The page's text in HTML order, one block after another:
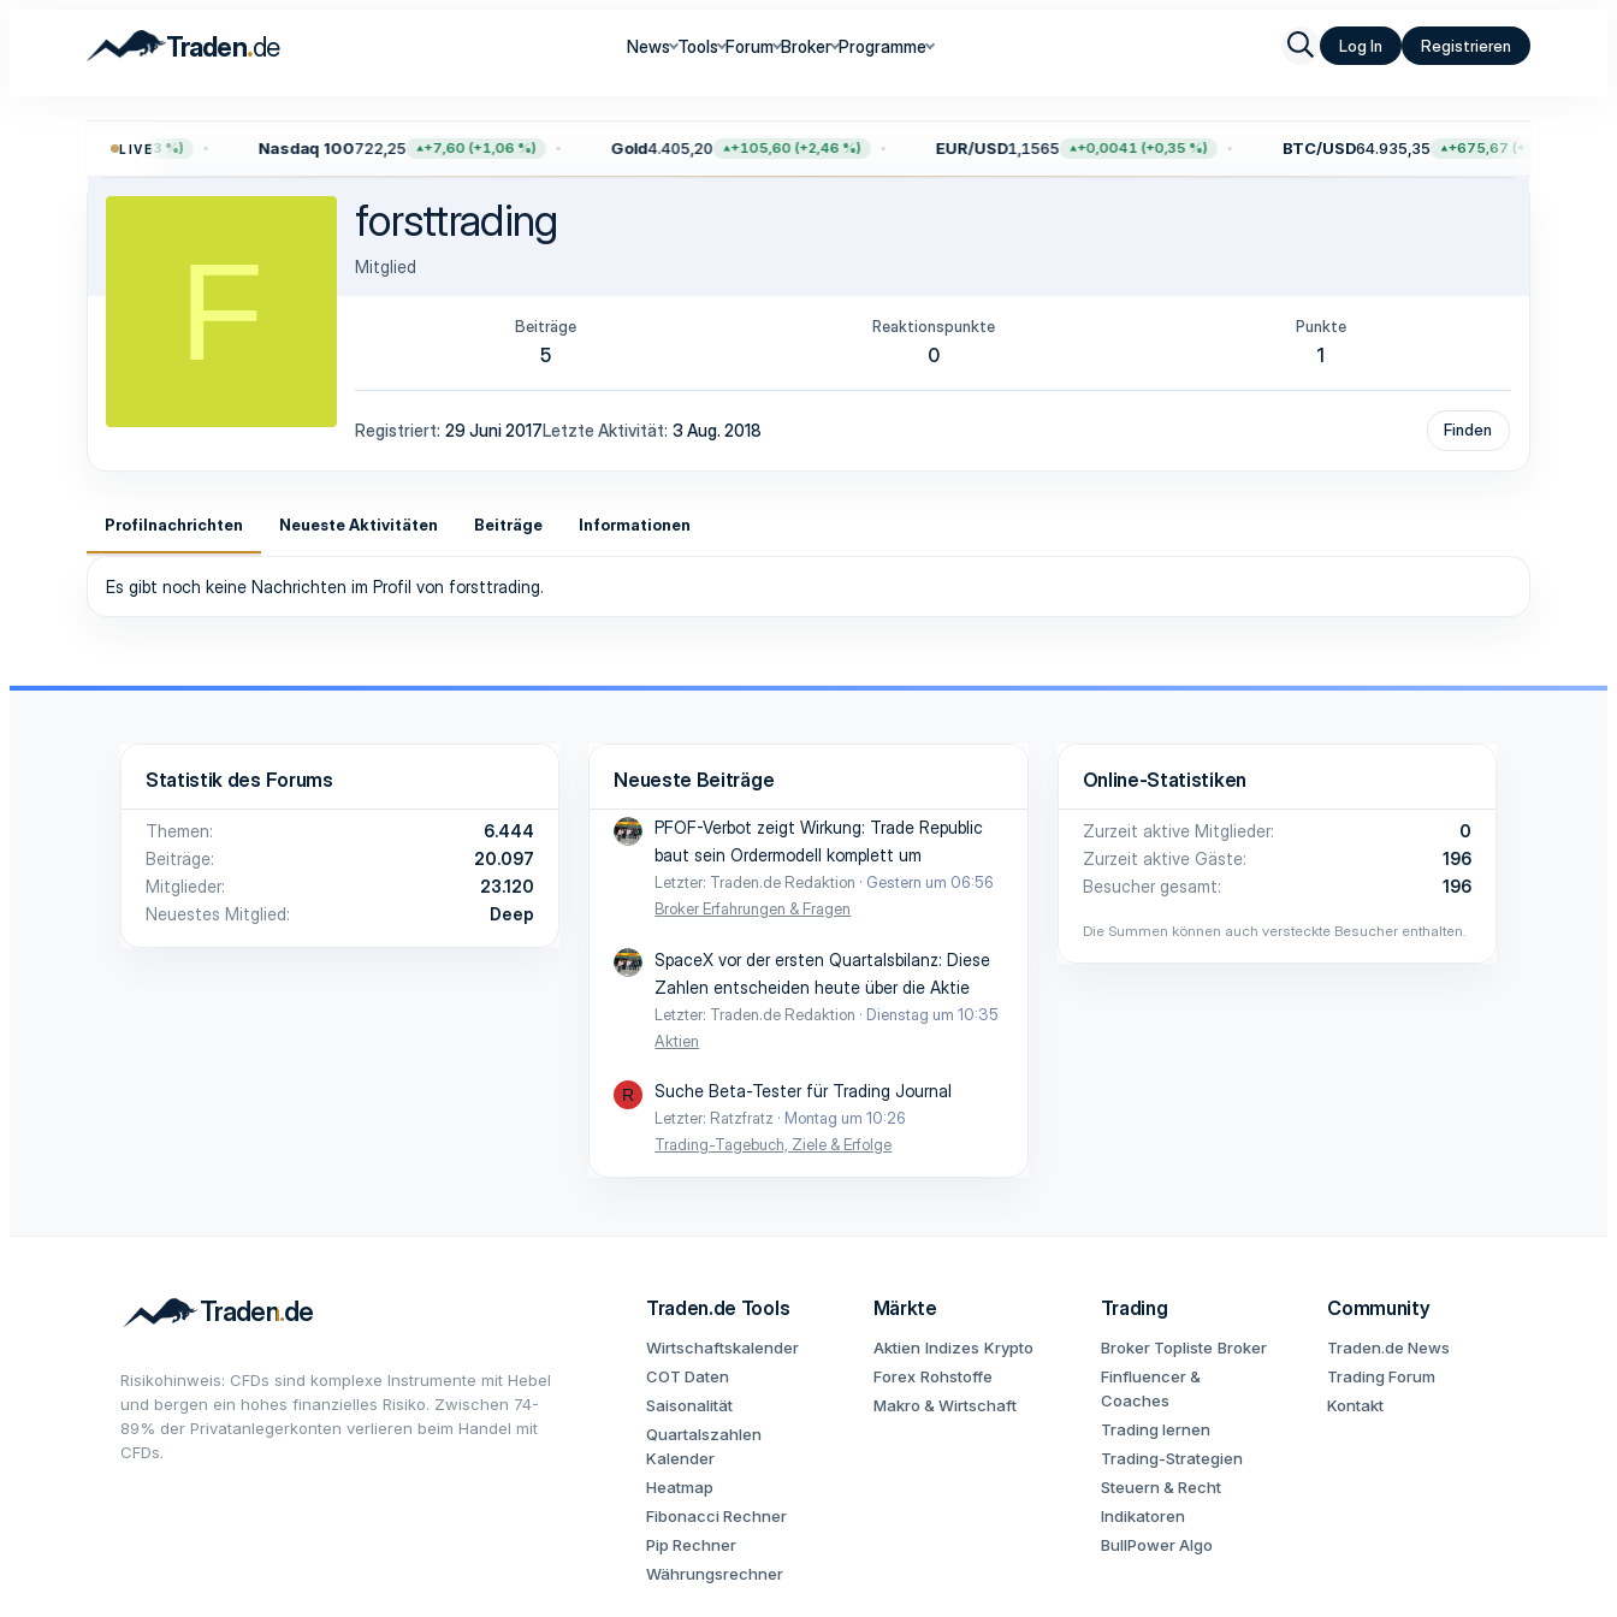
Traden.de News Tools Forum Broker Programme Log In Registrieren
LIVE
+40,96 (+0,53 %) Nasdaq 100722,25 +7,60 (+1,06 %) Gold4.405,20 +105,60 (+2,46 %) EUR/USD1,1565 +0,0041 (+0,35 %) BTC/USD64.935,35 +675,67 (+1,05 %)
F
forsttrading
Mitglied
Beiträge
5
Reaktionspunkte
0
Punkte
1
Registriert 29 Juni 2017Letzte Aktivität 3 Aug. 2018 Finden
Profilnachrichten Neueste Aktivitäten Beiträge Informationen
Es gibt noch keine Nachrichten im Profil von forsttrading.
Statistik des Forums
Themen
6.444
Beiträge
20.097
Mitglieder
23.120
Neuestes Mitglied
Deep
Neueste Beiträge
PFOF-Verbot zeigt Wirkung: Trade Republic
baut sein Ordermodell komplett um
Letzter: Traden.de Redaktion
Gestern um 06:56
Broker Erfahrungen & Fragen
SpaceX vor der ersten Quartalsbilanz: Diese
Zahlen entscheiden heute über die Aktie
Letzter: Traden.de Redaktion
Dienstag um 10:35
Aktien
R Suche Beta-Tester für Trading Journal
Letzter: Ratzfratz
Montag um 10:26
Trading-Tagebuch, Ziele & Erfolge
Online-Statistiken
Zurzeit aktive Mitglieder
0
Zurzeit aktive Gäste
196
Besucher gesamt
196
Die Summen können auch versteckte Besucher enthalten.
Risikohinweis: CFDs sind komplexe Instrumente mit Hebel
und bergen ein hohes finanzielles Risiko. Zwischen 74-
89% der Privatanlegerkonten verlieren beim Handel mit
CFDs.
Traden.de Tools
Wirtschaftskalender
COT Daten
Saisonalität
Quartalszahlen
Kalender
Heatmap
Fibonacci Rechner
Pip Rechner
Währungsrechner
Märkte
Aktien Indizes Krypto
Forex Rohstoffe
Makro & Wirtschaft
Trading
Broker Topliste Broker
Finfluencer &
Coaches
Trading lernen
Trading-Strategien
Steuern & Recht
Indikatoren
BullPower Algo
Community
Traden.de News
Trading Forum
Kontakt